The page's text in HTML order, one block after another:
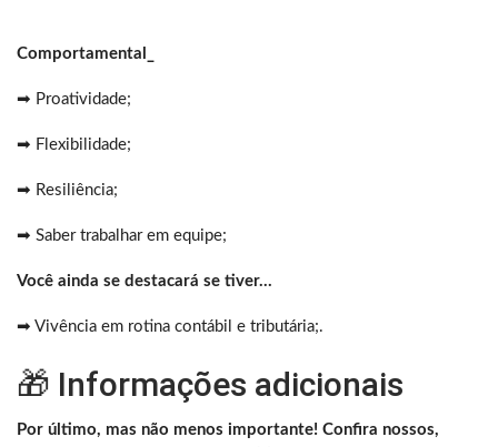
Comportamental_
➡ Proatividade;
➡ Flexibilidade;
➡ Resiliência;
➡ Saber trabalhar em equipe;
Você ainda se destacará se tiver…
➡ Vivência em rotina contábil e tributária;.
🎁 Informações adicionais
Por último, mas não menos importante! Confira nossos,